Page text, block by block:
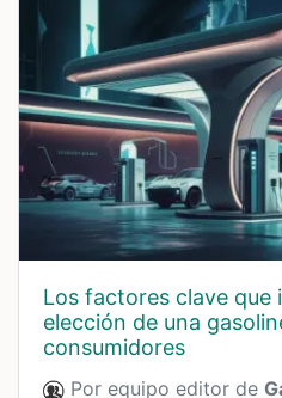
los factores clave que influyen en la
elección de una
consumidores
Por equipo editor de